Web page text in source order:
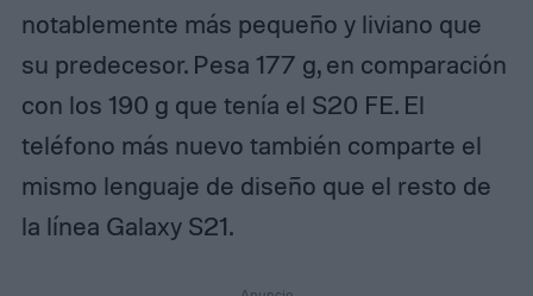
notablemente más pequeño y liviano que
su predecesor. Pesa 177 g, en comparación
con los 190 g que tenía el S20 FE. El
teléfono más nuevo también comparte el
mismo lenguaje de diseño que el resto de
la línea Galaxy S21.